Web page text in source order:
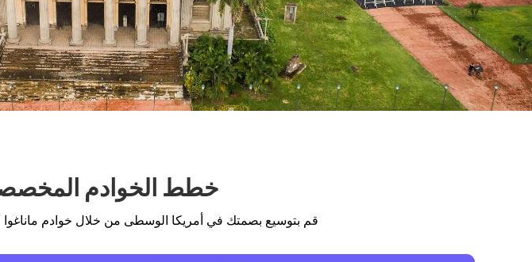
خطط الخوادم
قم بتوسيع بصمتك في أمريكا الوسطى من خلال خوادم ماناغوا